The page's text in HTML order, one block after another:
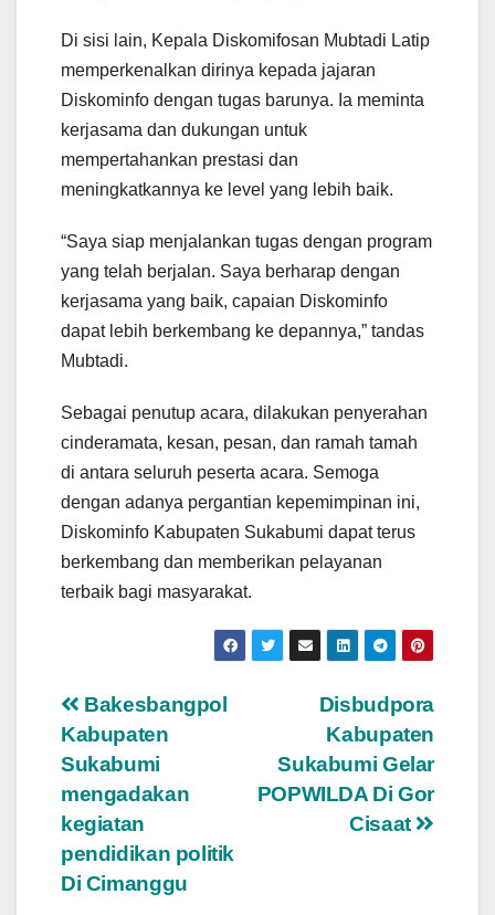
Di sisi lain, Kepala Diskomifosan Mubtadi Latip
memperkenalkan dirinya kepada jajaran
Diskominfo dengan tugas barunya. Ia meminta
kerjasama dan dukungan untuk
mempertahankan prestasi dan
meningkatkannya ke level yang lebih baik.
“Saya siap menjalankan tugas dengan program
yang telah berjalan. Saya berharap dengan
kerjasama yang baik, capaian Diskominfo
dapat lebih berkembang ke depannya,” tandas
Mubtadi.
Sebagai penutup acara, dilakukan penyerahan
cinderamata, kesan, pesan, dan ramah tamah
di antara seluruh peserta acara. Semoga
dengan adanya pergantian kepemimpinan ini,
Diskominfo Kabupaten Sukabumi dapat terus
berkembang dan memberikan pelayanan
terbaik bagi masyarakat.
Navigasi
pos
Disbudpora
Kabupaten
Sukabumi Gelar
POPWILDA Di Gor
Cisaat
Bakesbangpol
Kabupaten
Sukabumi
mengadakan
kegiatan
pendidikan politik
Di Cimanggu